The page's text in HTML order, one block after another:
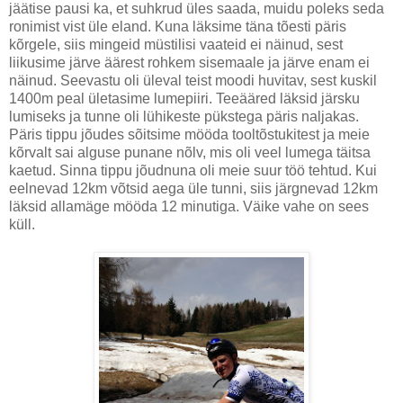
jäätise pausi ka, et suhkrud üles saada, muidu poleks seda
ronimist vist üle eland. Kuna läksime täna tõesti päris
kõrgele, siis mingeid müstilisi vaateid ei näinud, sest
liikusime järve äärest rohkem sisemaale ja järve enam ei
näinud. Seevastu oli üleval teist moodi huvitav, sest kuskil
1400m peal ületasime lumepiiri. Teeääred läksid järsku
lumiseks ja tunne oli lühikeste pükstega päris naljakas.
Päris tippu jõudes sõitsime mööda tooltõstukitest ja meie
kõrvalt sai alguse punane nõlv, mis oli veel lumega täitsa
kaetud. Sinna tippu jõudnuna oli meie suur töö tehtud. Kui
eelnevad 12km võtsid aega üle tunni, siis järgnevad 12km
läksid allamäge mööda 12 minutiga. Väike vahe on sees
küll.